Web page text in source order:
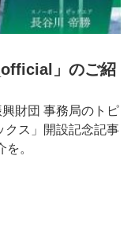
」のご紹
財団 事務局のトピ
クス」開設記念記事
。